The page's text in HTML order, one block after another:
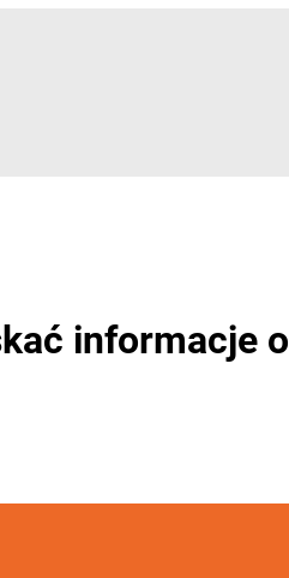
informacje o